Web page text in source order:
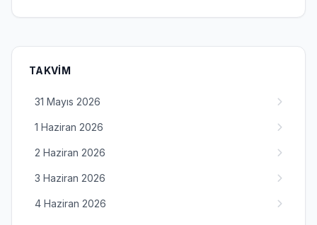
TAKVIM
31 Mayıs 2026
1 Haziran 2026
2 Haziran 2026
3 Haziran 2026
4 Haziran 2026